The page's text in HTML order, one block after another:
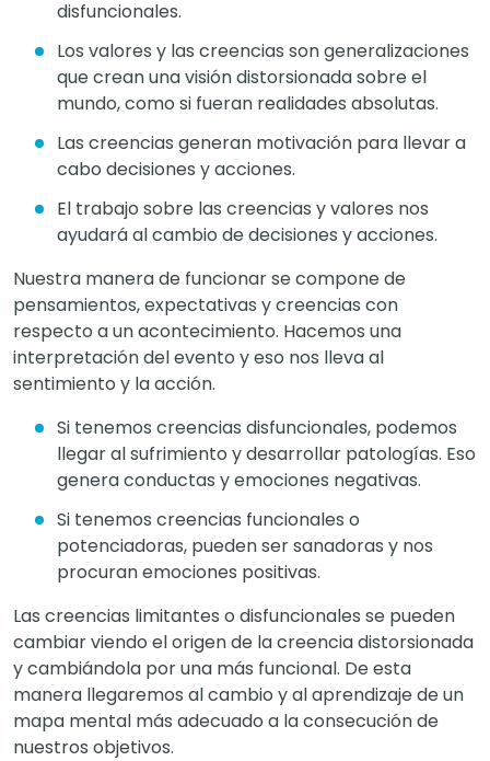
disfuncionales.
Los valores y las creencias son generalizaciones
que crean una visión distorsionada sobre el
mundo, como si fueran realidades absolutas.
Las creencias generan motivación para llevar a
cabo decisiones y acciones.
El trabajo sobre las creencias y valores nos
ayudará al cambio de decisiones y acciones.
Nuestra manera de funcionar se compone de
pensamientos, expectativas y creencias con
respecto a un acontecimiento. Hacemos una
interpretación del evento y eso nos lleva al
sentimiento y la acción.
Si tenemos creencias disfuncionales, podemos
llegar al sufrimiento y desarrollar patologías. Eso
genera conductas y emociones negativas.
Si tenemos creencias funcionales o
potenciadoras, pueden ser sanadoras y nos
procuran emociones positivas.
Las creencias limitantes o disfuncionales se pueden
cambiar viendo el origen de la creencia distorsionada
y cambiándola por una más funcional. De esta
manera llegaremos al cambio y al aprendizaje de un
mapa mental más adecuado a la consecución de
nuestros objetivos.